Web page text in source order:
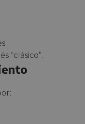
“clásico”.